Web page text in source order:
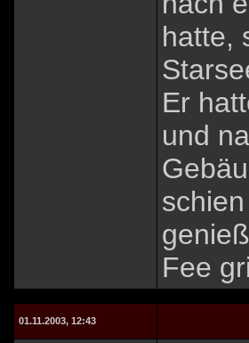
hatte,
Er
und
Fee
01.11.2003, 12:43